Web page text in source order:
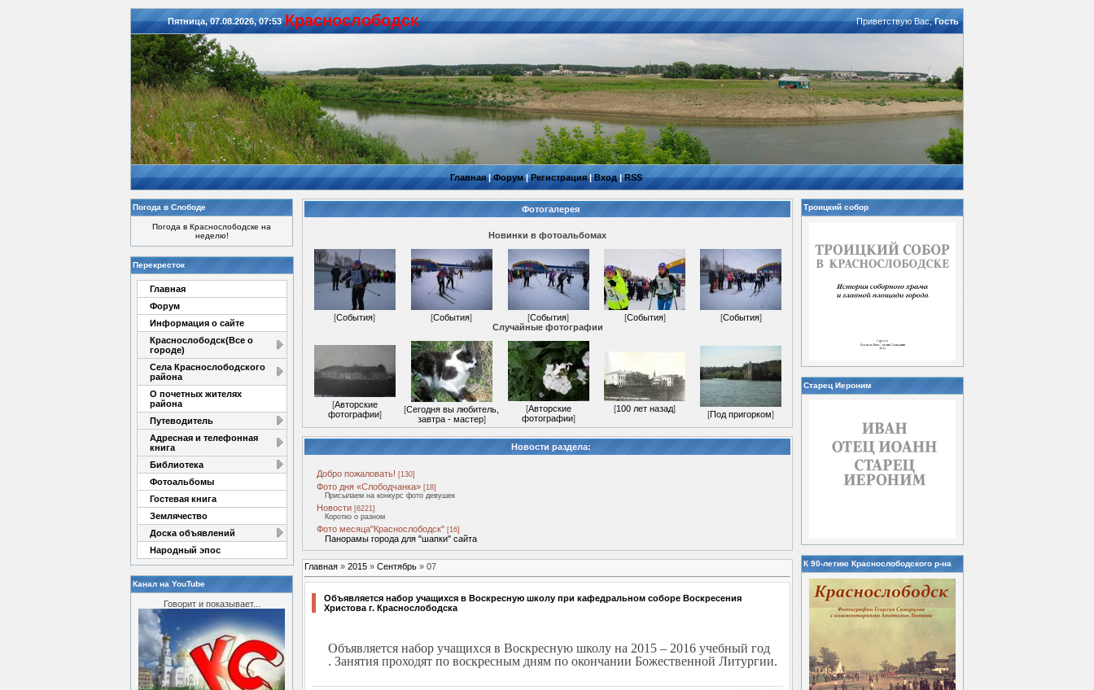
Пятница, 07.08.2026, 07:53 Красноcлободск Приветствую Вас,Гость
Главная|Форум|Регистрация|Вход|RSS
Погода в Слободе
Погода в Краснослободске на
неделю!
Перекресток
Главная
Форум
Информация о сайте
Краснослободск(Все о
городе)
Села Краснослободского
района
О почетных жителях
района
Путеводитель
Адресная и телефонная
книга
Библиотека
Фотоальбомы
Гостевая книга
Землячество
Доска объявлений
Народный эпос
Канал на YouTube
Говорит и показывает...
Фотогалерея
Новинки в фотоальбомах
[События] [События] [События] [События] [События]
Случайные фотографии
[Авторские
фотографии] [Сегодня вы любитель,
завтра - мастер]
[Авторские
фотографии]
[100 лет назад]
[Под пригорком]
Новости раздела:
Добро пожаловать! [130]
Фото дня «Слободчанка» [18]
Присылаем на конкурс фото девушек
Новости [6221]
Коротко о разном
Фото месяца"Краснослободск" [16]
Панорамы города для "шапки" сайта
Главная » 2015 » Сентябрь » 07
Объявляется набор учащихся в Воскресную школу при кафедральном соборе Воскресения
Христова г. Краснослободска
Объявляется набор учащихся в Воскресную школу на 2015 – 2016 учебный год
. Занятия проходят по воскресным дням по окончании Божественной Литургии.
Троицкий собор
Старец Иероним
К 90-летию Краснослободского р-на